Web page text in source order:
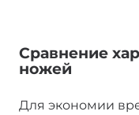
Сравнение
ножей
Для экономии